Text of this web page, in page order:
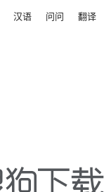
汉语 问问 翻译